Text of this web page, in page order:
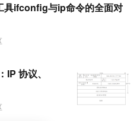
具ifconfig与ip命令的全面对
协议、